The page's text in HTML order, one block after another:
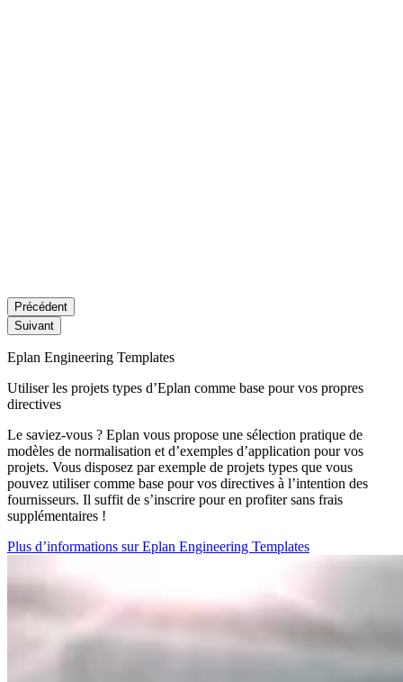
Précédent
Suivant
Eplan Engineering Templates
Utiliser les projets types d’Eplan comme base pour vos propres
directives
Le saviez-vous ? Eplan vous propose une sélection pratique de
modèles de normalisation et d’exemples d’application pour vos
projets. Vous disposez par exemple de projets types que vous
pouvez utiliser comme base pour vos directives à l’intention des
fournisseurs. Il suffit de s’inscrire pour en profiter sans frais
supplémentaires !
Plus d’informations sur Eplan Engineering Templates